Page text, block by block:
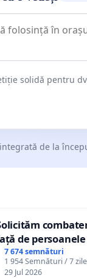
solidă pentru
de la
de
7 674 semnături
1 954 Semnături / 7 zile
29 Jul 2026